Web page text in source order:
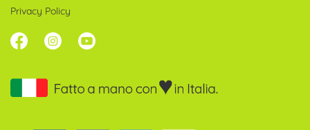
Privacy Policy